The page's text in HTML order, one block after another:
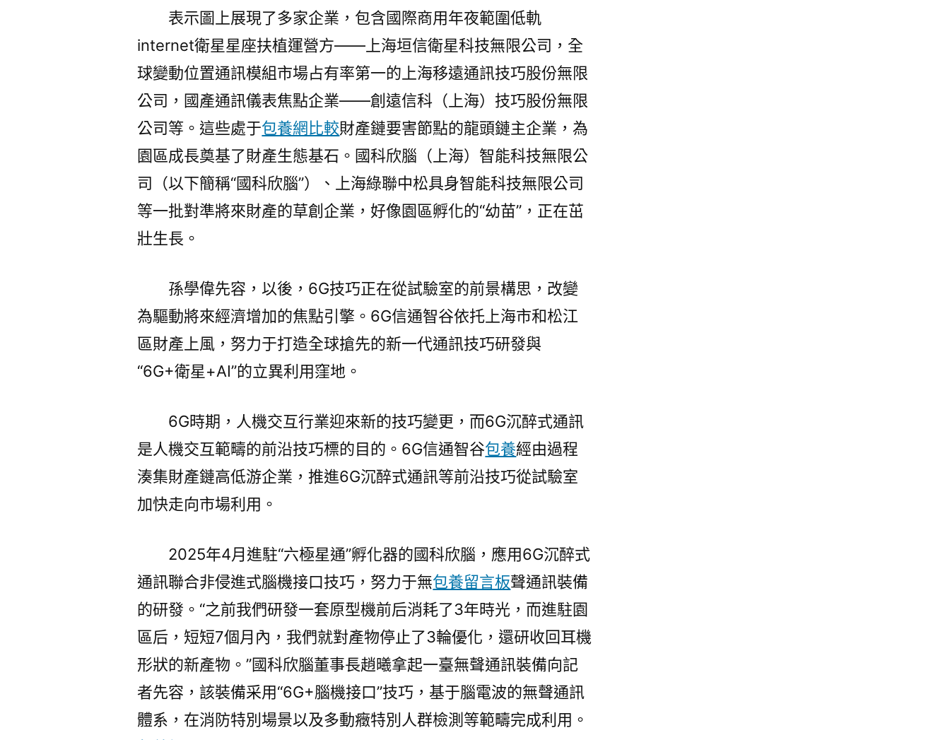
表示圖上展現了多家企業，包含國際商用年夜範圍低軌
internet衛星星座扶植運營方——上海垣信衛星科技無限公司，全
球變動位置通訊模組市場占有率第一的上海移遠通訊技巧股份無限
公司，國產通訊儀表焦點企業——創遠信科（上海）技巧股份無限
公司等。這些處于包養網比較財產鏈要害節點的龍頭鏈主企業，為
園區成長奠基了財產生態基石。國科欣腦（上海）智能科技無限公
司（以下簡稱“國科欣腦”）、上海綠聯中松具身智能科技無限公司
等一批對準將來財產的草創企業，好像園區孵化的“幼苗”，正在茁
壯生長。
孫學偉先容，以後，6G技巧正在從試驗室的前景構思，改變
為驅動將來經濟增加的焦點引擎。6G信通智谷依托上海市和松江
區財產上風，努力于打造全球搶先的新一代通訊技巧研發與
“6G+衛星+AI”的立異利用窪地。
6G時期，人機交互行業迎來新的技巧變更，而6G沉醉式通訊
是人機交互範疇的前沿技巧標的目的。6G信通智谷包養經由過程
湊集財產鏈高低游企業，推進6G沉醉式通訊等前沿技巧從試驗室
加快走向市場利用。
2025年4月進駐“六極星通”孵化器的國科欣腦，應用6G沉醉式
通訊聯合非侵進式腦機接口技巧，努力于無包養留言板聲通訊裝備
的研發。“之前我們研發一套原型機前后消耗了3年時光，而進駐園
區后，短短7個月內，我們就對產物停止了3輪優化，還研收回耳機
形狀的新產物。”國科欣腦董事長趙曦拿起一臺無聲通訊裝備向記
者先容，該裝備采用“6G+腦機接口”技巧，基于腦電波的無聲通訊
體系，在消防特別場景以及多動癥特別人群檢測等範疇完成利用。